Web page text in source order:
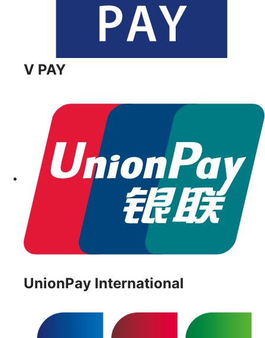
V PAY
UnionPay International